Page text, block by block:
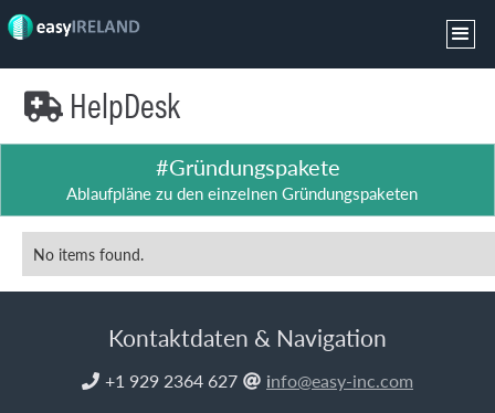
 HelpDesk
#Gründungspakete
Ablaufpläne zu den einzelnen Gründungspaketen
No items found.
Kontaktdaten & Navigation
 +1 929 2364 627  info@easy-inc.com